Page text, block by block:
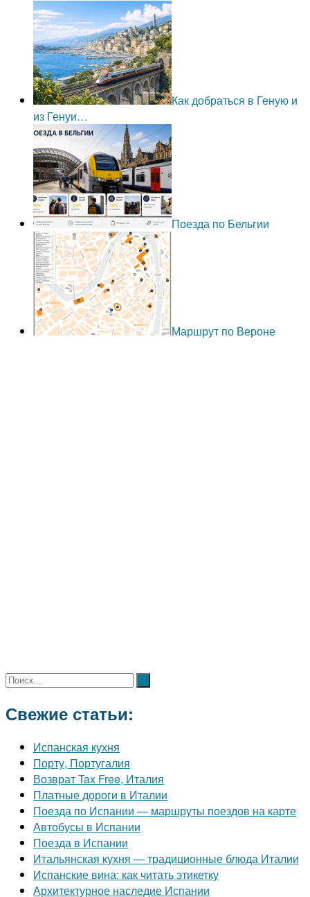
Как добраться в Геную и
из Генуи…
Поезда по Бельгии
Маршрут по Вероне
Свежие статьи:
Испанская кухня
Порту, Португалия
Возврат Tax Free, Италия
Платные дороги в Италии
Поезда по Испании — маршруты поездов на карте
Автобусы в Испании
Поезда в Испании
Итальянская кухня — традиционные блюда Италии
Испанские вина: как читать этикетку
Архитектурное наследие Испании